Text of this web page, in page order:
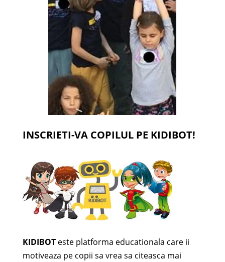
INSCRIETI-VA COPILUL PE KIDIBOT!
KIDIBOTeste platforma educationala care ii
motiveaza pe copii sa vrea sa citeasca mai